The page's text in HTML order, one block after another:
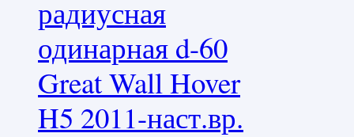
радиусная
одинарная d-60
Great Wall Hover
H5 2011-наст.вр.